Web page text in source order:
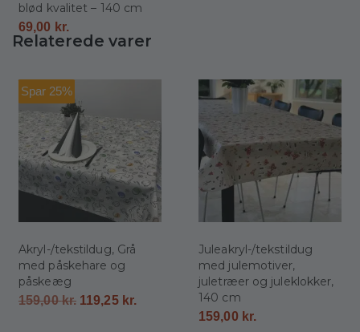
blød kvalitet – 140 cm
69,00 kr.
Relaterede varer
Spar 25%
Akryl-/tekstildug, Grå
med påskehare og
påskeæg
159,00kr. 119,25 kr.
Juleakryl-/tekstildug
med julemotiver,
juletræer og juleklokker,
140 cm
159,00 kr.